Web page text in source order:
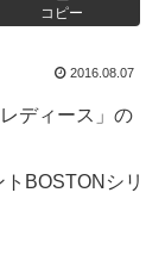
コピー
2016.08.07
ディース」の
BOSTONシリ